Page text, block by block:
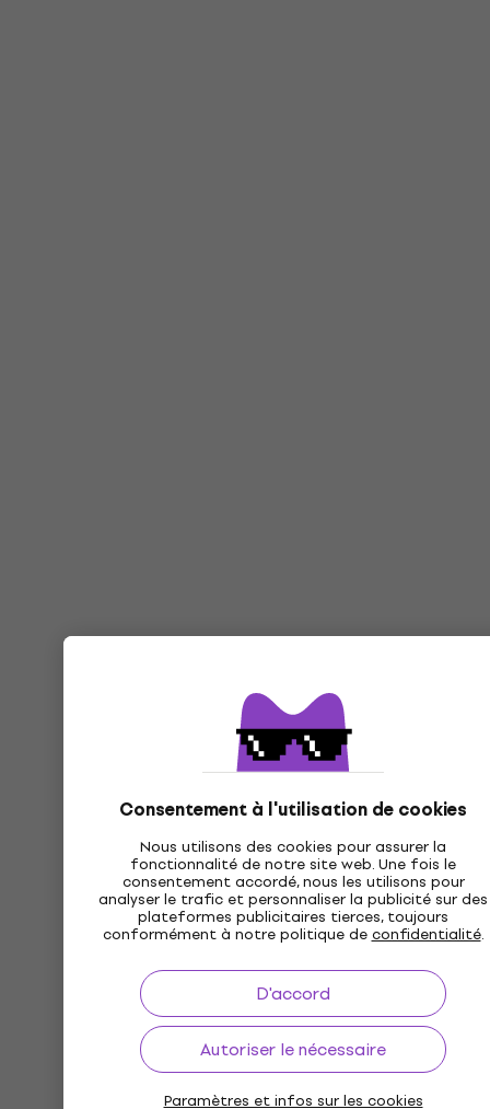
Consentement à l'utilisation de cookies
Nous utilisons des cookies pour assurer la
fonctionnalité de notre site web. Une fois le
consentement accordé, nous les utilisons pour
analyser le trafic et personnaliser la publicité sur des
plateformes publicitaires tierces, toujours
conformément à notre politique deconfidentialité.
D'accord
Autoriser le nécessaire
Paramètres et infos sur les cookies